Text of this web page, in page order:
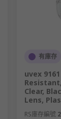
有庫存
uvex
Clear,
Lens,
RS庫存編號